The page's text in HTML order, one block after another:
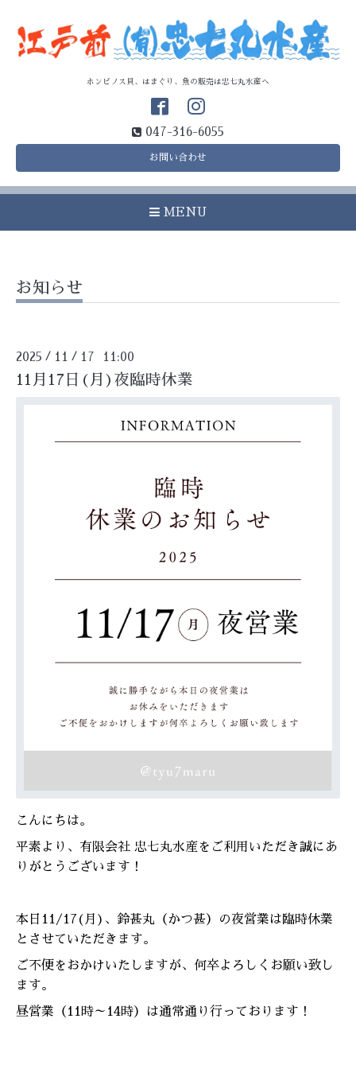
ホンビノス貝、はまぐり、魚の販売は忠七丸水産へ
047-316-6055
お問い合わせ
MENU
お知らせ
2025 / 11 / 17 11:00
11月17日(月)夜臨時休業
こんにちは。
平素より、有限会社 忠七丸水産をご利用いただき誠にあ
りがとうございます！
本日11/17(月)、鈴甚丸（かつ甚）の夜営業は臨時休業
とさせていただきます。
ご不便をおかけいたしますが、何卒よろしくお願い致し
ます。
昼営業（11時～14時）は通常通り行っております！